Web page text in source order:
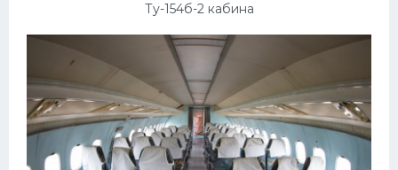
Ту-154б-2 кабина
Комплектующие
Лодки
Шкода
Вертолеты